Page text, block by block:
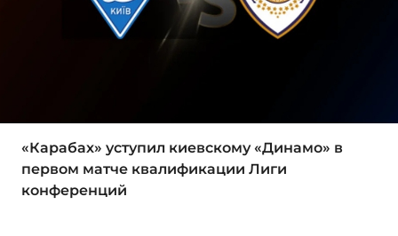
«Карабах» уступил киевскому «Динамо» в
первом матче квалификации Лиги
конференций